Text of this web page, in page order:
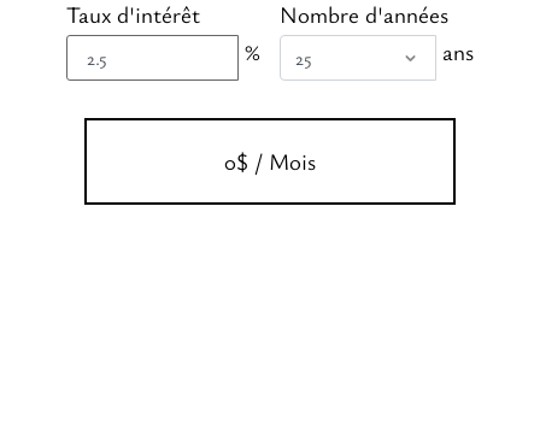
Taux d'intérêt
%
Nombre d'années
ans
0$ / Mois